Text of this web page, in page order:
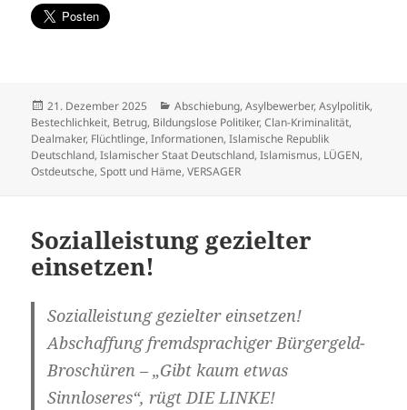
Veröffentlicht
am
21. Dezember 2025 Kategorien
Abschiebung,Asylbewerber,Asylpolitik,
Bestechlichkeit, Betrug, Bildungslose Politiker,Clan-Kriminalität,
Dealmaker, Flüchtlinge,Informationen,Islamische Republik
Deutschland,Islamischer Staat Deutschland,Islamismus, LÜGEN,
Ostdeutsche,Spott und Häme,VERSAGER
Sozialleistung gezielter
einsetzen!
Sozialleistung gezielter einsetzen!
Abschaffung fremdsprachiger Bürgergeld-
Broschüren – „Gibt kaum etwas
Sinnloseres“, rügt DIE LINKE!